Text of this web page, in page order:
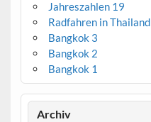
Jahreszahlen 19
Radfahren in Thailand
Bangkok 3
Bangkok 2
Bangkok 1
Archiv